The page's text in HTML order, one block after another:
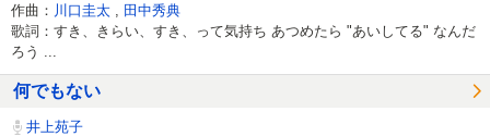
作曲： 川口圭太 田中秀典
歌詞：すき、きらい、すき、って気持ち あつめたら "あいしてる" なんだ
ろう ...
何でもない
井上苑子